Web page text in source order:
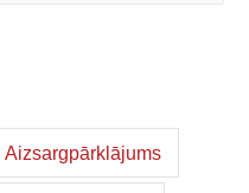
Aizsargpārklājums